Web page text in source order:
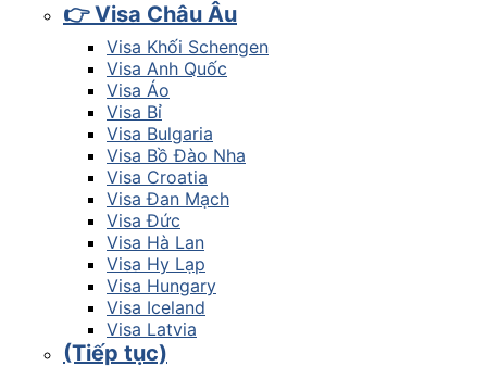
👉 Visa Châu Âu
Visa Khối Schengen
Visa Anh Quốc
Visa Áo
Visa Bỉ
Visa Bulgaria
Visa Bồ Đào Nha
Visa Croatia
Visa Đan Mạch
Visa Đức
Visa Hà Lan
Visa Hy Lạp
Visa Hungary
Visa Iceland
Visa Latvia
(Tiếp tục)